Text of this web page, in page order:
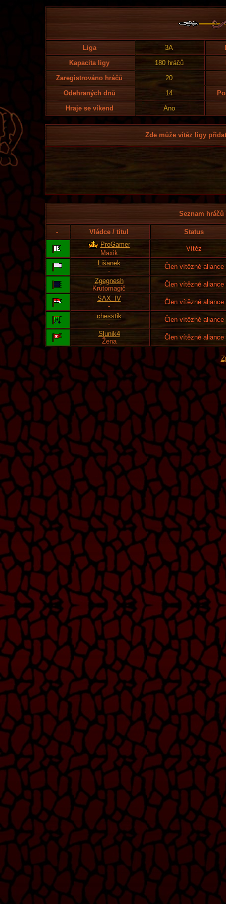
Liga 3A
Kapacita ligy
180 hráčů
Zaregistrováno hráčů
20
Odehraných dnů
14
Hraje se víkend
Ano
Zde může vítěz ligy
Seznam
- Vládce / titul
Status
ProGamer
Maxik
Vítěz
Lišanek
-
Člen vítězné aliance
Zgegnesh
Krutomagič
Člen vítězné aliance
SAX_IV
-
Člen vítězné aliance
chesstik
-
Člen vítězné aliance
Slunik4
Žena
Člen vítězné aliance